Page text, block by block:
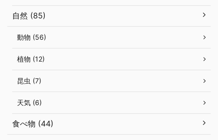
自然 (85)
動物 (56)
植物 (12)
昆虫 (7)
天気 (6)
食べ物 (44)